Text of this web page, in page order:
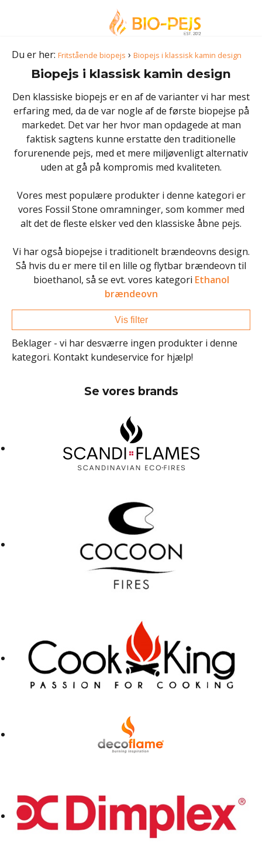
Du er her: Fritstående biopejs › Biopejs i klassisk kamin design
Biopejs i klassisk kamin design
Den klassiske biopejs er en af de varianter vi har mest
erfaring med, da de var nogle af de første biopejse på
markedet. Det var her hvor man opdagede at man
faktisk sagtens kunne erstatte den traditionelle
forurenende pejs, med et mere miljøvenligt alternativ
uden at gå på kompromis med kvaliteten.
Vores mest populære produkter i denne kategori er
vores Fossil Stone omramninger, som kommer med
alt det de fleste elsker ved den klassiske åbne pejs.
Vi har også biopejse i traditionelt brændeovns design.
Så hvis du er mere til en lille og flytbar brændeovn til
bioethanol, så se evt. vores kategori Ethanol
brændeovn
Vis filter
Beklager - vi har desværre ingen produkter i denne
kategori. Kontakt kundeservice for hjælp!
Se vores brands